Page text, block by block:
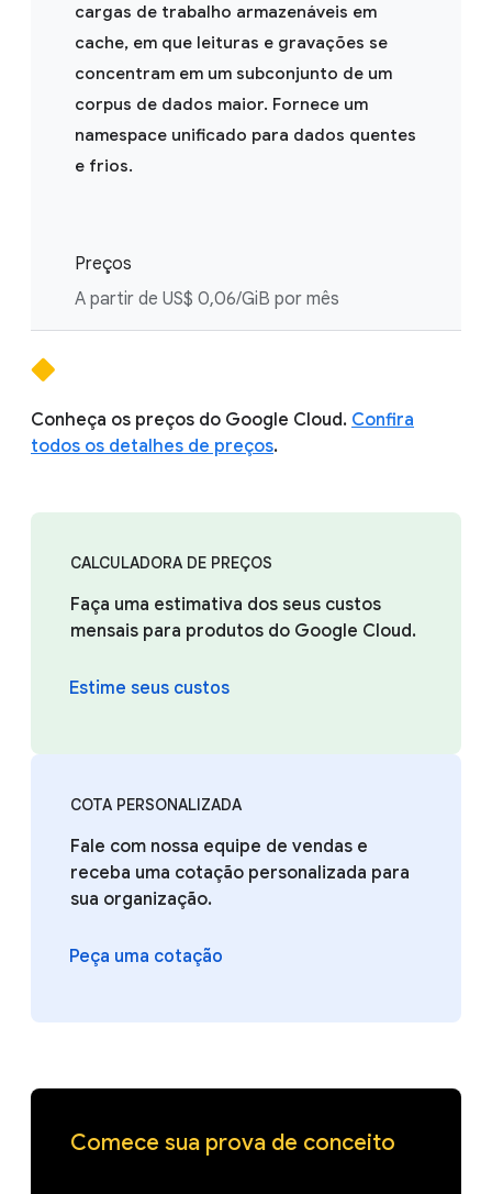
cargas de trabalho armazenáveis em
cache, em que leituras e gravações se
concentram em um subconjunto de um
corpus de dados maior. Fornece um
namespace unificado para dados quentes
e frios.
Preços
A partir de US$ 0,06/GiB por mês
Conheça os preços do Google Cloud. Confira
todos os detalhes de preços.
CALCULADORA DE PREÇOS
Faça uma estimativa dos seus custos
mensais para produtos do Google Cloud.
Estime seus custos
COTA PERSONALIZADA
Fale com nossa equipe de vendas e
receba uma cotação personalizada para
sua organização.
Peça uma cotação
Comece sua prova de conceito